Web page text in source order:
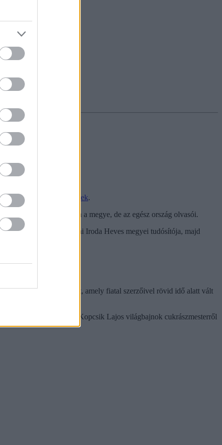
- tudatta az Eger Hírek.
írásait nem csupán a megye, de az egész ország olvasói.
lett a Magyar Táviratai Iroda Heves megyei tudósítója, majd
a Heves Megyei Napot, amely fiatal szerzőivel rövid idő alatt vált
példaként említhetjük Kopcsik Lajos világbajnok cukrászmesterről